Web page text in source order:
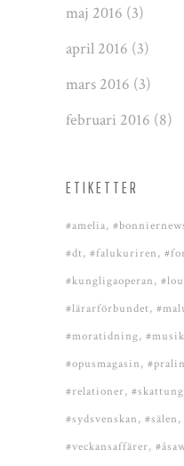
maj 2016 (3)
april 2016 (3)
mars 2016 (3)
februari 2016 (8)
ETIKETTER
#amelia
#dt #falukuriren
#kungligaoperan
#lärarförbundet
#moratidning #musik
#opusmagasin #pralin
#relationer
#sydsvenskan #sälen
#veckansaffärer